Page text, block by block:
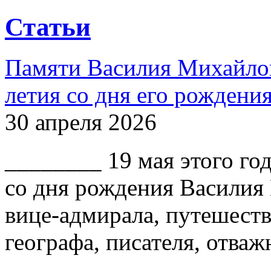
Статьи
Памяти Василия
летия со дня его
30 апреля 2026
________ 19 мая этого
со дня рождения
вице-адмирала,
географа, писателя,